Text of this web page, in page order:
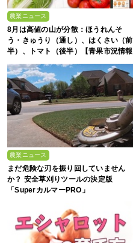
農業ニュース
8月は高値の山が分散：ほうれんそ
う・きゅうり（通し）、はくさい（前
半）、トマト（後半）【青果市況情報
農業ニュース
まだ危険な刃を振り回していません
か？ 安全草刈りツールの決定版
「SuperカルマーPRO」